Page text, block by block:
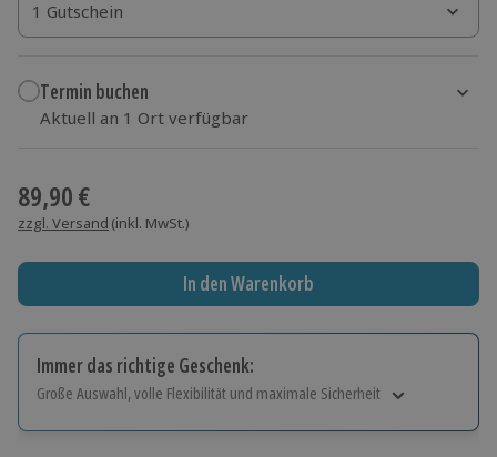
1 Gutschein
1 Gutschein
Termin buchen
Aktuell an 1 Ort verfügbar
89,90 €
zzgl. Versand (inkl. MwSt.)
In den Warenkorb
Immer das richtige Geschenk:
Große Auswahl, volle Flexibilität und maximale Sicherheit